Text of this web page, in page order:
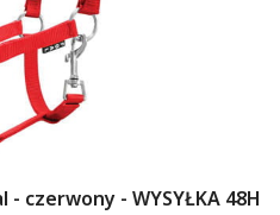
- czerwony - WYSYŁKA 48H